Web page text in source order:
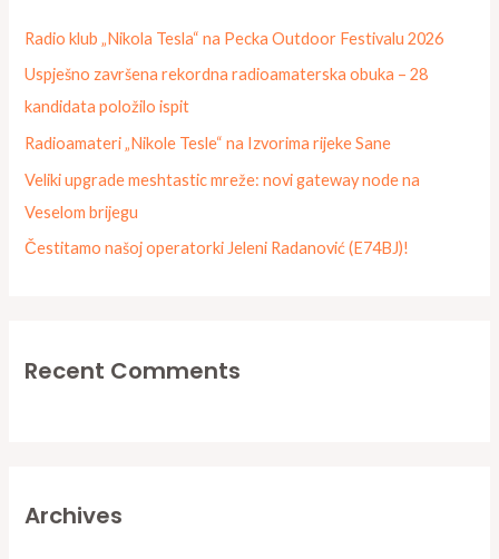
o
r
:
Radio klub „Nikola Tesla“ na Pecka Outdoor Festivalu 2026
Uspješno završena rekordna radioamaterska obuka – 28
kandidata položilo ispit
Radioamateri „Nikole Tesle“ na Izvorima rijeke Sane
Veliki upgrade meshtastic mreže: novi gateway node na
Veselom brijegu
Čestitamo našoj operatorki Jeleni Radanović (E74BJ)!
Recent Comments
Archives